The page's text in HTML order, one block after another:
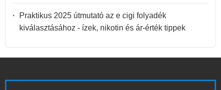
Praktikus 2025 útmutató az e cigi folyadék
kiválasztásához - ízek, nikotin és ár-érték tippek